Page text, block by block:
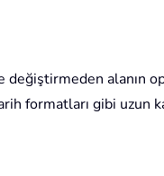
değiştirmeden alanın
formatları gibi uzun